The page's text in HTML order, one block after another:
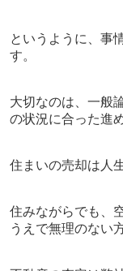
というように、事
す。
大切なのは、一般
の状況に合った進
住まいの売却は人
住みながらでも、
うえで無理のない